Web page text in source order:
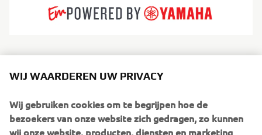
design en minutieuze techniek. Strakke lijnen, een solide
een dagbootervaring die evenwichtig, gecontroleerd en
dynamisch aanvoelt. De jachten van Sterk zijn ontworpen
voor zonaanbidders, kusttochten en sociale activiteiten op
WIJ WAARDEREN UW PRIVACY
Wij gebruiken cookies om te begrijpen hoe de
bezoekers van onze website zich gedragen, zo kunnen
wij onze website, producten, diensten en marketing